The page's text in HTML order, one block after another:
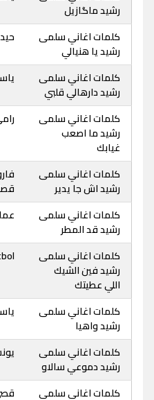
رشيد ماگازيل
كلمات اغاني سلمى
رشيد يا هنيالي
كلمات اغاني سلمى
رشيد دارهالي قلبي
كلمات اغاني سلمى
رشيد ما اصعب
غيابك
كلمات اغاني سلمى
رشيد اش جا يدير
كلمات اغاني سلمى
رشيد قد المطر
كلمات اغاني سلمى
رشيد فين الشيك
اللي عطيتك
كلمات اغاني سلمى
رشيد واهيا
كلمات اغاني سلمى
رشيد دموعي سالاو
كلمات اغاني سلمى